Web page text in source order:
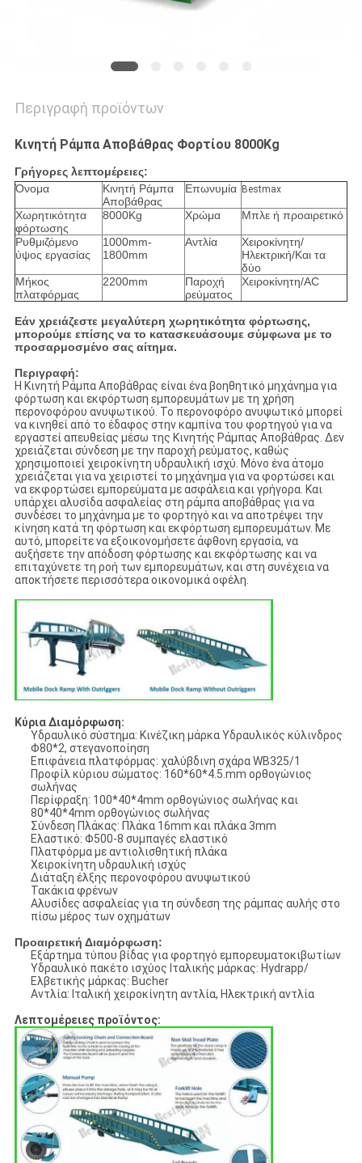
Περιγραφή προϊόντων
Κινητή Ράμπα Αποβάθρας Φορτίου 8000Kg
Γρήγορες λεπτομέρειες:
Όνομα
Κινητή Ράμπα
Αποβάθρας
Επωνυμία Bestmax
Χωρητικότητα
φόρτωσης
8000Kg Χρώμα Μπλε ή προαιρετικό
Ρυθμιζόμενο
ύψος εργασίας
1000mm-
1800mm
Αντλία
Χειροκίνητη/
Ηλεκτρική/Και τα
δύο
Μήκος
πλατφόρμας
2200mm
Παροχή
ρεύματος
Χειροκίνητη/AC
Εάν χρειάζεστε μεγαλύτερη χωρητικότητα φόρτωσης,
μπορούμε επίσης να το κατασκευάσουμε σύμφωνα με το
προσαρμοσμένο σας αίτημα.
Περιγραφή:
Η Κινητή Ράμπα Αποβάθρας είναι ένα βοηθητικό μηχάνημα για
φόρτωση και εκφόρτωση εμπορευμάτων με τη χρήση
περονοφόρου ανυψωτικού. Το περονοφόρο ανυψωτικό μπορεί
να κινηθεί από το έδαφος στην καμπίνα του φορτηγού για να
εργαστεί απευθείας μέσω της Κινητής Ράμπας Αποβάθρας. Δεν
χρειάζεται σύνδεση με την παροχή ρεύματος, καθώς
χρησιμοποιεί χειροκίνητη υδραυλική ισχύ. Μόνο ένα άτομο
χρειάζεται για να χειριστεί το μηχάνημα για να φορτώσει και
να εκφορτώσει εμπορεύματα με ασφάλεια και γρήγορα. Και
υπάρχει αλυσίδα ασφαλείας στη ράμπα αποβάθρας για να
συνδέσει το μηχάνημα με το φορτηγό και να αποτρέψει την
κίνηση κατά τη φόρτωση και εκφόρτωση εμπορευμάτων. Με
αυτό, μπορείτε να εξοικονομήσετε άφθονη εργασία, να
αυξήσετε την απόδοση φόρτωσης και εκφόρτωσης και να
επιταχύνετε τη ροή των εμπορευμάτων, και στη συνέχεια να
αποκτήσετε περισσότερα οικονομικά οφέλη.
Κύρια Διαμόρφωση:
Υδραυλικό σύστημα: Κινέζικη μάρκα Υδραυλικός κύλινδρος
Φ80*2, στεγανοποίηση
Επιφάνεια πλατφόρμας: χαλύβδινη σχάρα WB325/1
Προφίλ κύριου σώματος: 160*60*4.5.mm ορθογώνιος
σωλήνας
Περίφραξη: 100*40*4mm ορθογώνιος σωλήνας και
80*40*4mm ορθογώνιος σωλήνας
Σύνδεση Πλάκας: Πλάκα 16mm και πλάκα 3mm
Ελαστικό: Φ500-8 συμπαγές ελαστικό
Πλατφόρμα με αντιολισθητική πλάκα
Χειροκίνητη υδραυλική ισχύς
Διάταξη έλξης περονοφόρου ανυψωτικού
Τακάκια φρένων
Αλυσίδες ασφαλείας για τη σύνδεση της ράμπας αυλής στο
πίσω μέρος των οχημάτων
Προαιρετική Διαμόρφωση:
Εξάρτημα τύπου βίδας για φορτηγό εμπορευματοκιβωτίων
Υδραυλικό πακέτο ισχύος Ιταλικής μάρκας: Hydrapp/
Ελβετικής μάρκας: Bucher
Αντλία: Ιταλική χειροκίνητη αντλία, Ηλεκτρική αντλία
Λεπτομέρειες προϊόντος: